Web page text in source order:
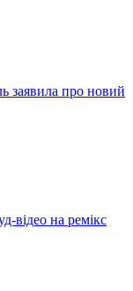
заявила про новий
відео на ремікс